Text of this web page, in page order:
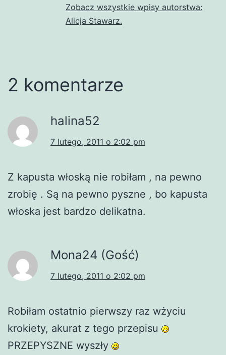
Zobacz wszystkie wpisy autorstwa:
Alicja Stawarz.
2 komentarze
halina52
7 lutego, 2011 o 2:02 pm
Z kapusta włoską nie robiłam , na pewno
zrobię . Są na pewno pyszne , bo kapusta
włoska jest bardzo delikatna.
Mona24 (Gość)
7 lutego, 2011 o 2:02 pm
Robiłam ostatnio pierwszy raz wżyciu
krokiety, akurat z tego przepisu
PRZEPYSZNE wyszły